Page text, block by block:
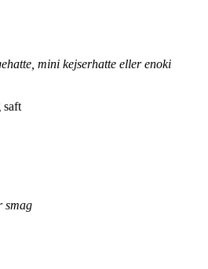
mini kejserhatte eller enoki
saft
smag